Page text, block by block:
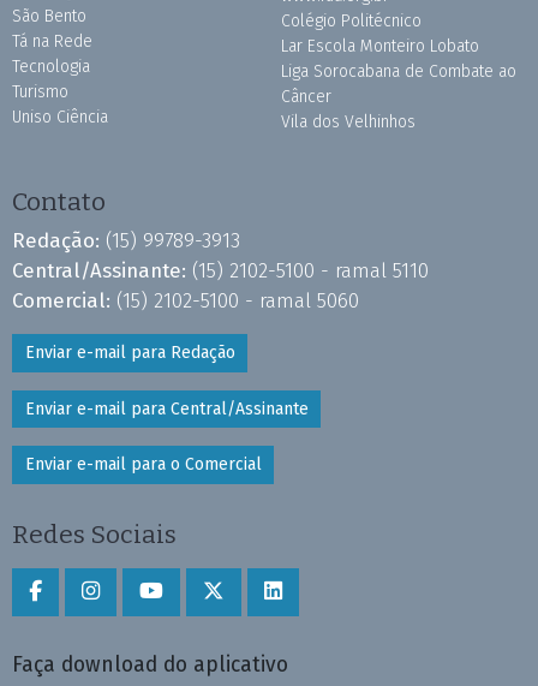
São Bento
Tá na Rede
Tecnologia
Turismo
Uniso Ciência
Colégio Politécnico
Lar Escola Monteiro Lobato
Liga Sorocabana de Combate ao
Câncer
Vila dos Velhinhos
Contato
Redação: (15) 99789-3913
Central/Assinante: (15) 2102-5100 - ramal 5110
Comercial: (15) 2102-5100 - ramal 5060
Enviar e-mail para Redação
Enviar e-mail para Central/Assinante
Enviar e-mail para o Comercial
Redes Sociais
Faça download do aplicativo